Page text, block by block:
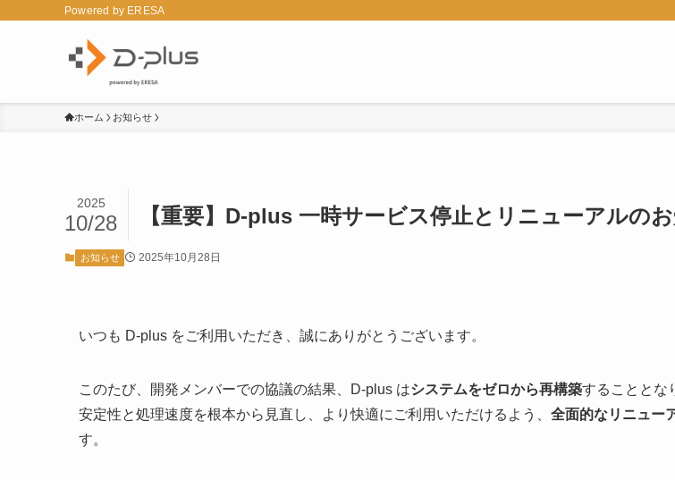
Powered by ERESA
ホーム お知らせ
【重要】D-plus 一時サービス停止とリニューアルの
2025
10/28
お知らせ 2025年10月28日
いつも D-plus をご利用いただき、誠にありがとうございます。
このたび、開発メンバーでの協議の結果、D-plus はシステムをゼロから再構築することとな
安定性と処理速度を根本から見直し、より快適にご利用いただけるよう、 全面的なリニュー
す。